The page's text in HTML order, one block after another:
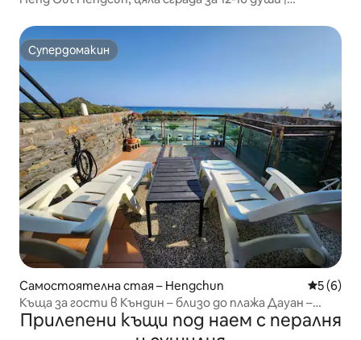
Супердомакин
Супердомакин
Самостоятелна стая – Hengchun Средна
5 (6)
Къща за гости в Къндин – близо до плажа Дауан –
близо до главната улица на Къндин – насладете се на
магазинчетата в Дауан, Къндин – VIP стая с две
Прилепени къщи под наем с пералня